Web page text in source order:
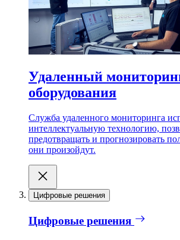
Удаленный
оборудования
Служба удаленного мониторинга
интеллектуальную технологию,
предотвращать и прогнозировать
они произойдут.
Цифровые решения
Цифровые решения